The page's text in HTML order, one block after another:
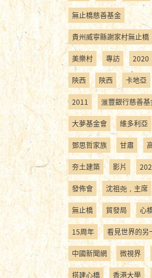
無止橋慈善基金
貴州威寧縣謝家村無止橋
美樂村 專訪 2020
陝西 陜西 卡地亞
2011 滙豐銀行慈善基
大夢基金會 維多利亞
鄧思哲家族 甘肅
夯土建築 影片
發佈會 沈祖尧，主席
無止橋 貿發局 心
15周年 看見世界的另
中國新聞網 微視界
搭建心橋 香港大學